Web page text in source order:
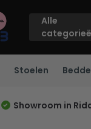
Alle
Stoelen
Showroom in